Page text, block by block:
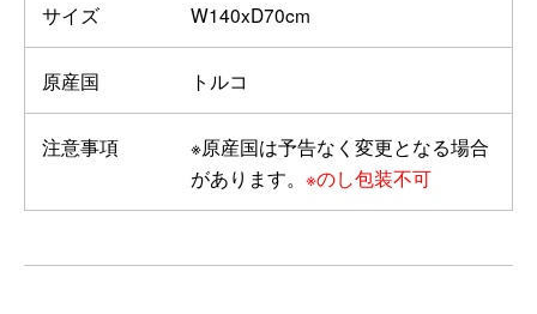
サイズ W140xD70cm
原産国 トルコ
注意事項
※原産国は予告なく変更となる場合
があります。※のし包装不可